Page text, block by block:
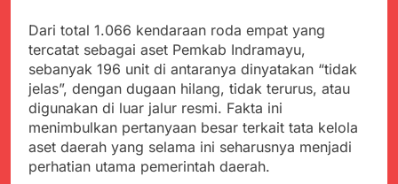
akan Kadaluarsa,Ketua
Komisi 4 DPRD
Kabupaten Sukabumi
Angkat Bicara
Juli 21, 2024
Perindah Gereja,
Satgas Yonif 310/KK
Lakukan Pengecatan
Dan Pembenahan
Juli 21, 2024
Kadinkes kab. Sukabumi
Angkat Bicara Terkait
Dugaan pembelian obat
yang akan Kadaluarsa
Juli 21, 2024
Diduga Pembelian Obat
Dari total 1.066 kendaraan roda empat yang
tercatat sebagai aset Pemkab Indramayu,
sebanyak 196 unit di antaranya dinyatakan “tidak
jelas”, dengan dugaan hilang, tidak terurus, atau
digunakan di luar jalur resmi. Fakta ini
menimbulkan pertanyaan besar terkait tata kelola
aset daerah yang selama ini seharusnya menjadi
perhatian utama pemerintah daerah.